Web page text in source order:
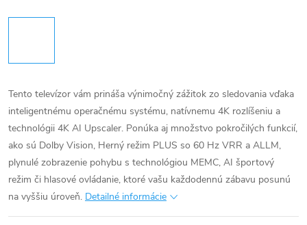
Tento televízor vám prináša výnimočný zážitok zo sledovania vďaka
inteligentnému operačnému systému, natívnemu 4K rozlíšeniu a
technológii 4K AI Upscaler. Ponúka aj množstvo pokročilých funkcií,
ako sú Dolby Vision, Herný režim PLUS so 60 Hz VRR a ALLM,
plynulé zobrazenie pohybu s technológiou MEMC, AI športový
režim či hlasové ovládanie, ktoré vašu každodennú zábavu posunú
na vyššiu úroveň. Detailné informácie